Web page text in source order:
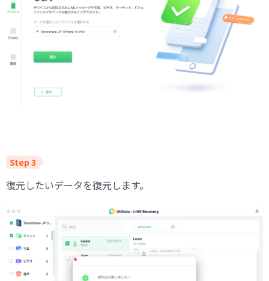
復元したいデータを復元します。